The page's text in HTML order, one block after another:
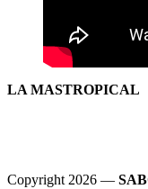
LA MASTROPICAL
Copyright 2026 —